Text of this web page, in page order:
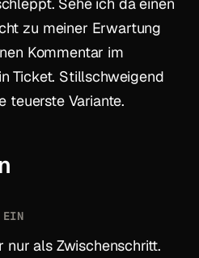
zu meiner Erwartung
Kommentar im
Ticket. Stillschweigend
teuerste Variante.
EIN
als Zwischenschritt.